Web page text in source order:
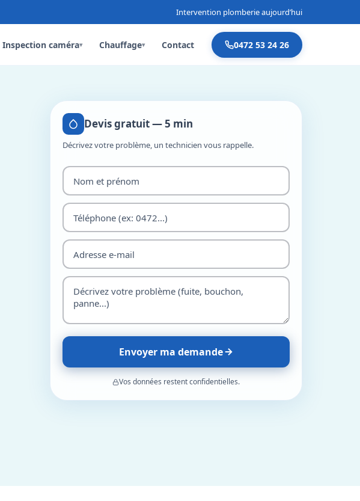
Intervention plomberie aujourd’hui
Inspection caméra▾ Chauffage▾ Contact 0472 53 24 26
Devis gratuit — 5 min
Décrivez votre problème, un technicien vous rappelle.
Envoyer ma demande
Vos données restent confidentielles.